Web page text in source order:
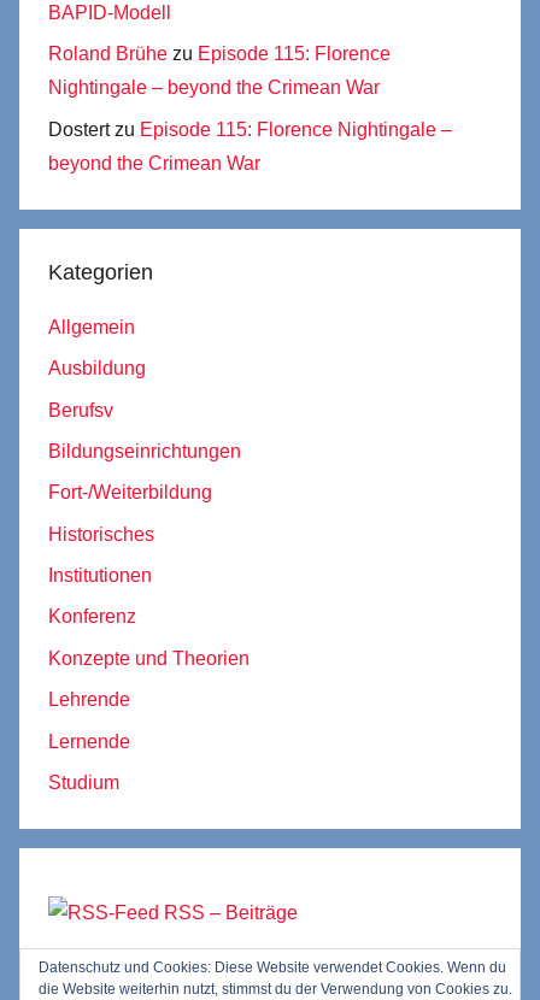
BAPID-Modell
Roland Brühe zu Episode 115: Florence
Nightingale – beyond the Crimean War
Dostertzu Episode 115: Florence Nightingale –
beyond the Crimean War
Kategorien
Allgemein
Ausbildung
Berufsv
Bildungseinrichtungen
Fort-/Weiterbildung
Historisches
Institutionen
Konferenz
Konzepte und Theorien
Lehrende
Lernende
Studium
RSS – Beiträge
RSS – Kommentare
Datenschutz und Cookies: Diese Website verwendet Cookies. Wenn du
die Website weiterhin nutzt, stimmst du der Verwendung von Cookies zu.